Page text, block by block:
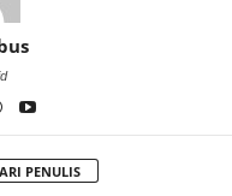
PENULIS